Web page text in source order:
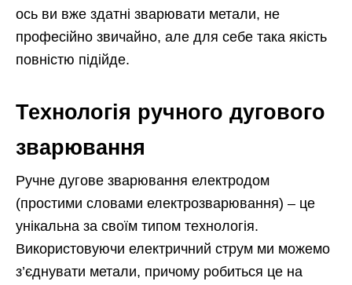
ось ви вже здатні зварювати метали, не
професійно звичайно, але для себе така якість
повністю підійде.
Технологія ручного дугового
зварювання
Ручне дугове зварювання електродом
(простими словами електрозварювання) – це
унікальна за своїм типом технологія.
Використовуючи електричний струм ми можемо
з’єднувати метали, причому робиться це на